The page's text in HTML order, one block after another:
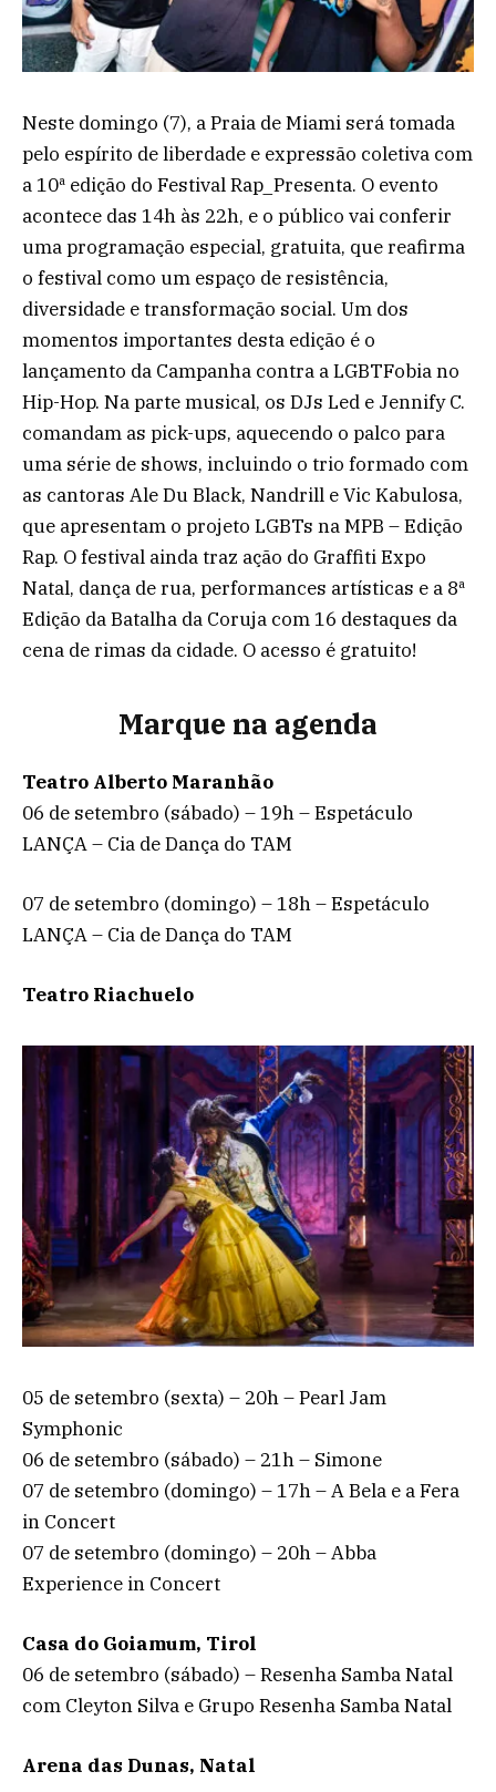
Neste domingo (7), a Praia de Miami será tomada
pelo espírito de liberdade e expressão coletiva com
a 10ª edição do Festival Rap_Presenta. O evento
acontece das 14h às 22h, e o público vai conferir
uma programação especial, gratuita, que reafirma
o festival como um espaço de resistência,
diversidade e transformação social. Um dos
momentos importantes desta edição é o
lançamento da Campanha contra a LGBTFobia no
Hip-Hop. Na parte musical, os DJs Led e Jennify C.
comandam as pick-ups, aquecendo o palco para
uma série de shows, incluindo o trio formado com
as cantoras Ale Du Black, Nandrill e Vic Kabulosa,
que apresentam o projeto LGBTs na MPB – Edição
Rap. O festival ainda traz ação do Graffiti Expo
Natal, dança de rua, performances artísticas e a 8ª
Edição da Batalha da Coruja com 16 destaques da
cena de rimas da cidade. O acesso é gratuito!
Marque na agenda
Teatro Alberto Maranhão
06 de setembro (sábado) – 19h – Espetáculo
LANÇA – Cia de Dança do TAM
07 de setembro (domingo) – 18h – Espetáculo
LANÇA – Cia de Dança do TAM
Teatro Riachuelo
05 de setembro (sexta) – 20h – Pearl Jam
Symphonic
06 de setembro (sábado) – 21h – Simone
07 de setembro (domingo) – 17h – A Bela e a Fera
in Concert
07 de setembro (domingo) – 20h – Abba
Experience in Concert
Casa do Goiamum, Tirol
06 de setembro (sábado) – Resenha Samba Natal
com Cleyton Silva e Grupo Resenha Samba Natal
Arena das Dunas, Natal